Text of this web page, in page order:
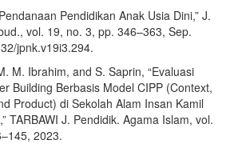
Pendidikan Anak Usia Dini,” J.
vol. 19, no. 3, pp. 346–363, Sep.
jpnk.v19i3.294.
M. Ibrahim, and S. Saprin, “Evaluasi
Building Berbasis Model CIPP (Context,
Product) di Sekolah Alam Insan Kamil
TARBAWI J. Pendidik. Agama Islam, vol.
2023.